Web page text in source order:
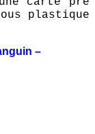
plastique
–